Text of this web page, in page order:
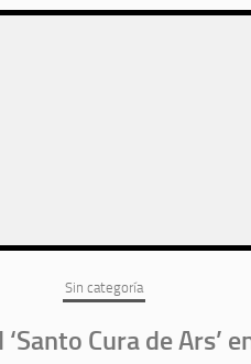
Sin categoría
Cura de Ars’